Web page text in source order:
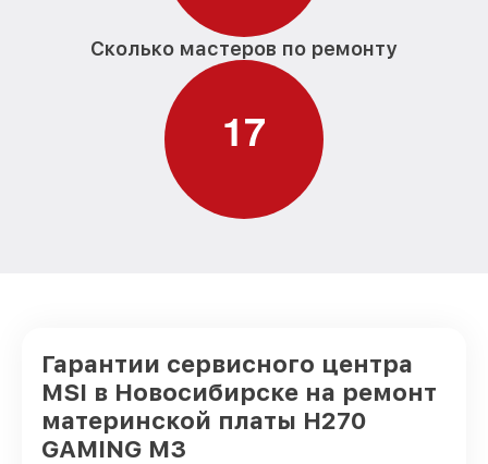
Сколько мастеров по ремонту
17
Гарантии сервисного центра
MSI в Новосибирске на ремонт
материнской платы H270
GAMING M3